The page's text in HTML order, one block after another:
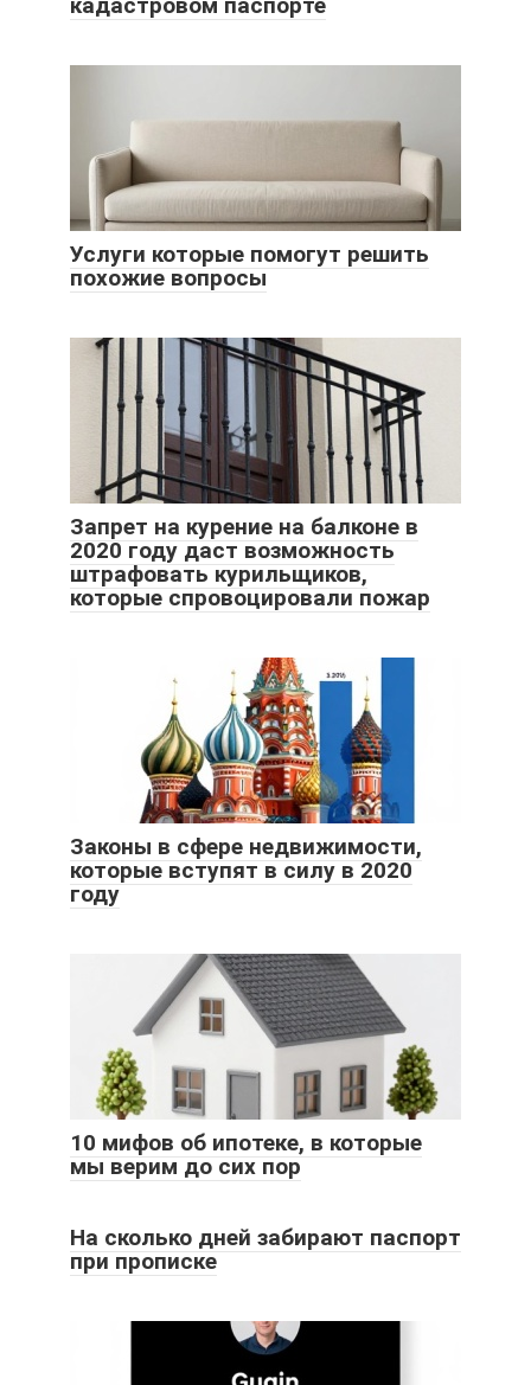
Услуги которые помогут решить
похожие вопросы
Запрет на курение на балконе в
2020 году даст возможность
штрафовать курильщиков,
которые спровоцировали пожар
Законы в сфере недвижимости,
которые вступят в силу в 2020
году
10 мифов об ипотеке, в которые
мы верим до сих пор
На сколько дней забирают паспорт
при прописке